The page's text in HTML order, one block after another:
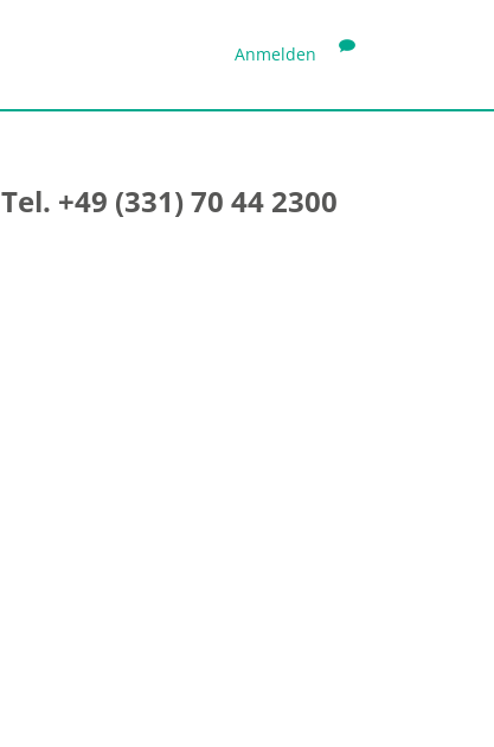
Anmelden
Tel. +49 (331) 70 44 2300